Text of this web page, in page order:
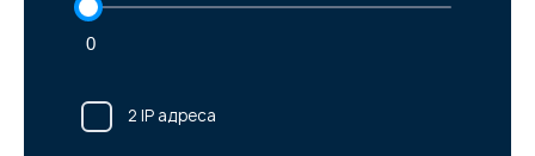
0
2 IP адреса